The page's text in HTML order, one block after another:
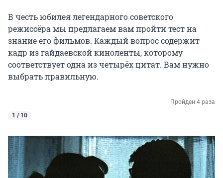
В честь юбилея легендарного советского
режиссёра мы предлагаем вам пройти тест на
знание его фильмов. Каждый вопрос содержит
кадр из гайдаевской киноленты, которому
соответствует одна из четырёх цитат. Вам нужно
выбрать правильную.
Пройден 4 раза
1 / 10